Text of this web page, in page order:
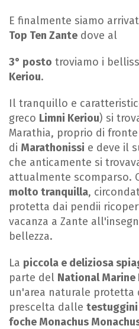
E finalmente siamo
Top Ten Zante dove al
3° posto troviamo i
Keriou.
Il tranquillo e
greco Limni Keriou) si
Marathia, proprio di
di Marathonissi e deve il
che anticamente si
attualmente scomparso.
molto tranquilla,
protetta dai pendii
vacanza a Zante
bellezza.
La piccola e deliziosa
parte del National Marine
un'area naturale protetta
prescelta dalle testuggini
foche Monachus